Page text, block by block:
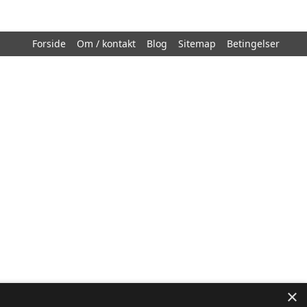
Forside Om / kontakt Blog Sitemap Betingelser
×